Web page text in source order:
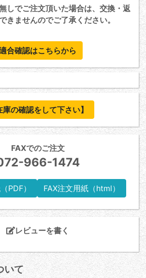
しでご注文頂いた場合は、交換・返
きませんのでご了承ください。
合確認はこちらから
庫の確認をして下さい】
FAXでのご注文
966-1474
PDF） FAX注文用紙（html）
レビューを書く
いて